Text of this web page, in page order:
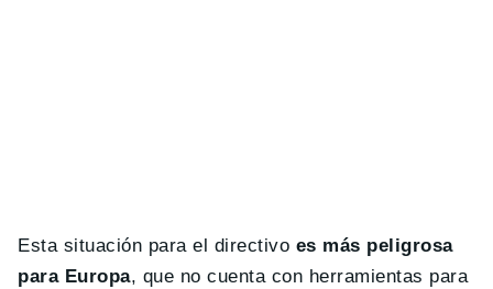
Esta situación para el directivo es más peligrosa
para Europa, que no cuenta con herramientas para